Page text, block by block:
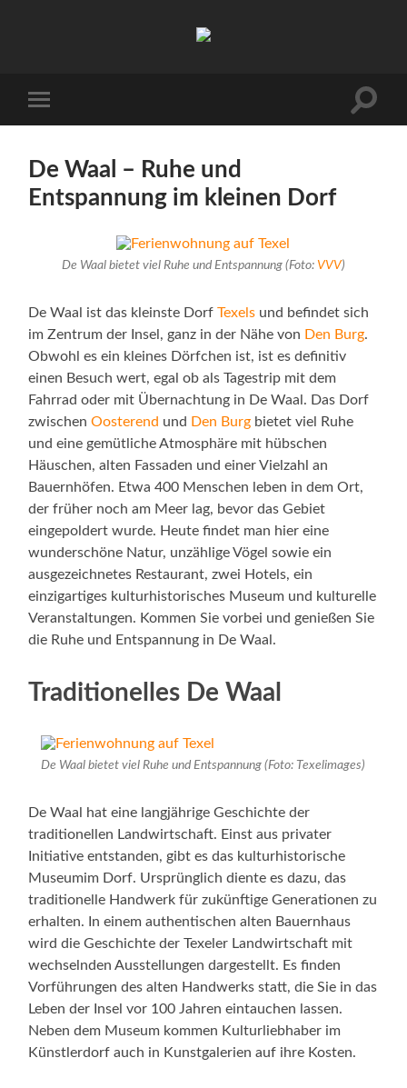
Familie
Menü
De Waal – Ruhe und
Entspannung im kleinen Dorf
De Waal bietet viel Ruhe und Entspannung (Foto: VVV)
De Waal ist das kleinste DorfTexels und befindet sich
im Zentrum der Insel, ganz in der Nähe von Den Burg.
Obwohl es ein kleines Dörfchen ist, ist es definitiv
einen Besuch wert, egal ob als Tagestrip mit dem
Fahrrad oder mit Übernachtung in De Waal. Das Dorf
zwischenOosterend und Den Burg bietet viel Ruhe
und eine gemütliche Atmosphäre mit hübschen
Häuschen, alten Fassaden und einer Vielzahl an
Bauernhöfen. Etwa 400 Menschen leben in dem Ort,
der früher noch am Meer lag, bevor das Gebiet
eingepoldert wurde. Heute findet man hier eine
wunderschöne Natur, unzählige Vögel sowie ein
ausgezeichnetes Restaurant, zwei Hotels, ein
einzigartiges kulturhistorisches Museum und kulturelle
Veranstaltungen. Kommen Sie vorbei und genießen Sie
die Ruhe und Entspannung in De Waal.
Traditionelles De Waal
De Waal bietet viel Ruhe und Entspannung (Foto: Texelimages)
De Waal hat eine langjährige Geschichte der
traditionellen Landwirtschaft. Einst aus privater
Initiative entstanden, gibt es das kulturhistorische
Museumim Dorf. Ursprünglich diente es dazu, das
traditionelle Handwerk für zukünftige Generationen zu
erhalten. In einem authentischen alten Bauernhaus
wird die Geschichte der Texeler Landwirtschaft mit
wechselnden Ausstellungen dargestellt. Es finden
Vorführungen des alten Handwerks statt, die Sie in das
Leben der Insel vor 100 Jahren eintauchen lassen.
Neben dem Museum kommen Kulturliebhaber im
Künstlerdorf auch in Kunstgalerien auf ihre Kosten.